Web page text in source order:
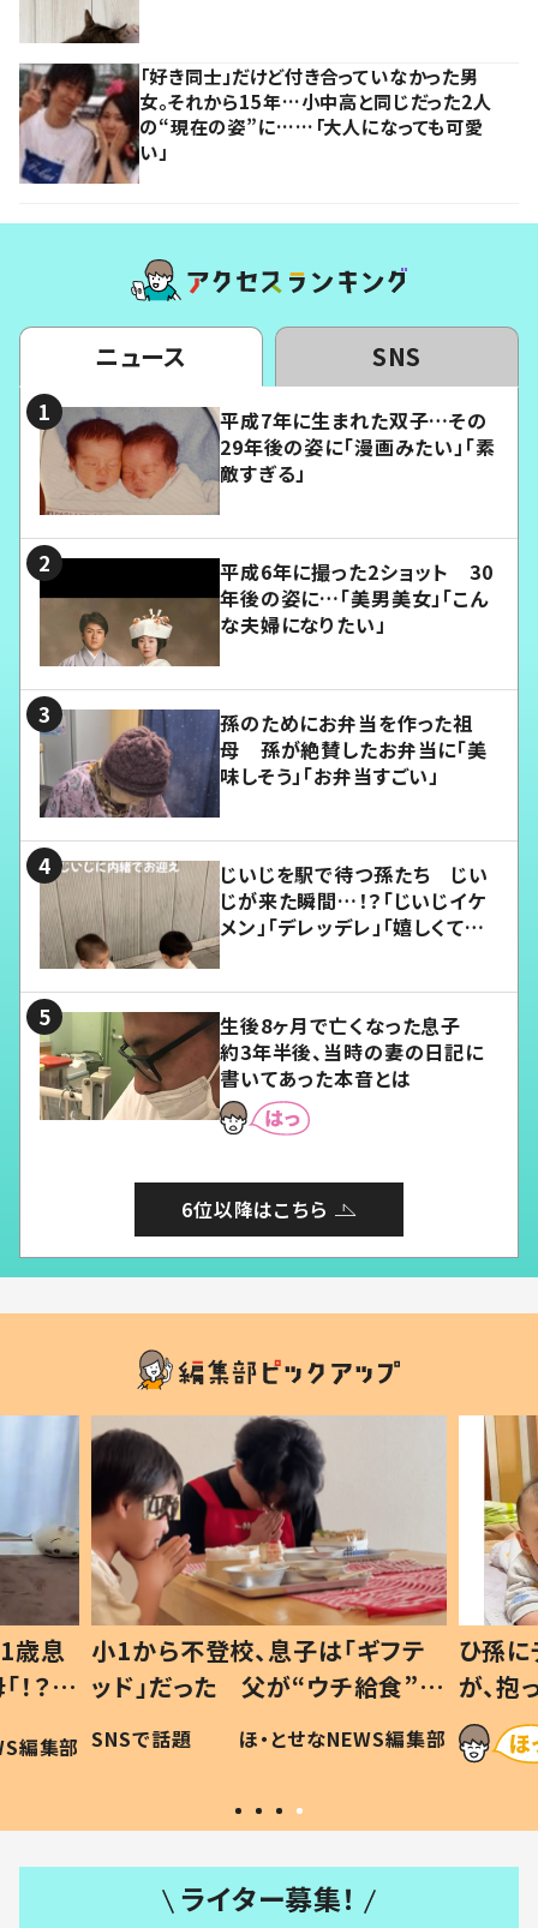
「好き同士」だけど付き合っていなかった男
女。それから15年…小中高と同じだった2人
の“現在の姿”に……「大人になっても可愛
い」
ニュース SNS
平成7年に生まれた双子…その
29年後の姿に「漫画みたい」「素
敵すぎる」
平成6年に撮った2ショット 30
年後の姿に…「美男美女」「こん
な夫婦になりたい」
孫のためにお弁当を作った祖
母 孫が絶賛したお弁当に「美
味しそう」「お弁当すごい」
じいじを駅で待つ孫たち じい
じが来た瞬間…！？「じいじイケ
メン」「デレッデレ」「嬉しくて可
生後8ヶ月で亡くなった息子
約3年半後、当時の妻の日記に
書いてあった本音とは
6位以降はこちら
歳息
？」
編集部
小1から不登校、息子は「ギフテ
ッド」だった 父が“ウチ給食”を
作り続ける理由とは #令和の親
#令和の子
SNSで話題 ほ・とせなNEWS編集部
ひ孫
が、
「涙が
い」
ライター募集！